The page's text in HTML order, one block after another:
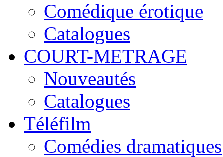
Comédique érotique
Catalogues
COURT-METRAGE
Nouveautés
Catalogues
Téléfilm
Comédies dramatiques